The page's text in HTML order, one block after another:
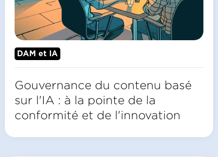
DAM et IA
Gouvernance du contenu basé
sur l'IA : à la pointe de la
conformité et de l'innovation